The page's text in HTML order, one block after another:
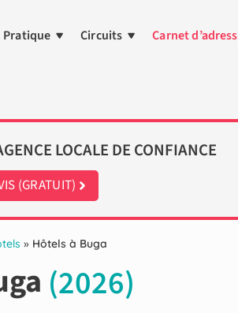
Pratique Circuits Carnet
LOCALE DE CONFIANCE
(GRATUIT)
» Hôtels à Buga
(2026)